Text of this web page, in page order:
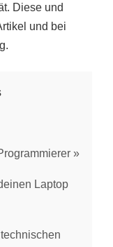
Diese und
und bei
Laptop